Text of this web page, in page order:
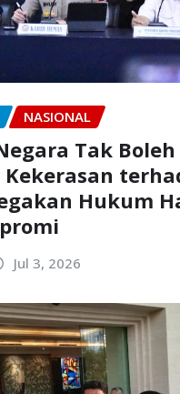
NASIONAL
Tak
Hukum
Jul 3, 2026